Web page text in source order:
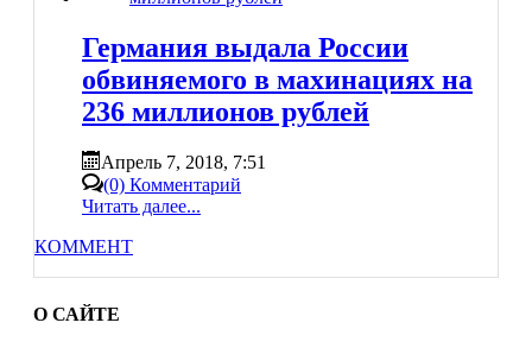
Германия выдала России
обвиняемого в махинациях на
236 миллионов рублей
Апрель 7, 2018, 7:51
(0) Комментарий
Читать далее...
КОММЕНТ
О САЙТЕ